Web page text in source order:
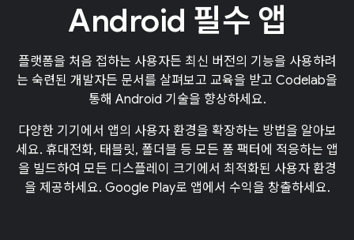
Android 필수 앱
플랫폼을 처음 접하는 사용자든 최신 버전의 기능을 사용하려
는 숙련된 개발자든 문서를 살펴보고 교육을 받고 Codelab을
통해 Android 기술을 향상하세요.
다양한 기기에서 앱의 사용자 환경을 확장하는 방법을 알아보
세요. 휴대전화, 태블릿, 폴더블 등 모든 폼 팩터에 적응하는 앱
을 빌드하여 모든 디스플레이 크기에서 최적화된 사용자 환경
을 제공하세요. Google Play로 앱에서 수익을 창출하세요.